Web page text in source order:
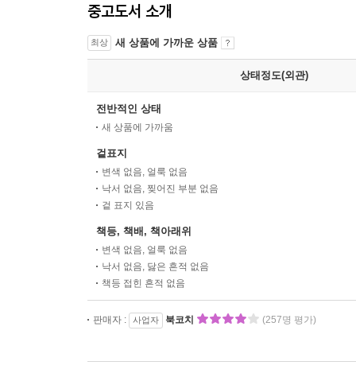
중고도서 소개
최상 새 상품에 가까운 상품
상태정도(외관)
전반적인 상태
새 상품에 가까움
겉표지
변색 없음, 얼룩 없음
낙서 없음, 찢어진 부분 없음
겉 표지 있음
책등, 책배, 책아래위
변색 없음, 얼룩 없음
낙서 없음, 닳은 흔적 없음
책등 접힌 흔적 없음
판매자 : 사업자 북코치 (257명 평가)